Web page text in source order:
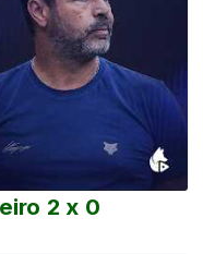
2 x 0